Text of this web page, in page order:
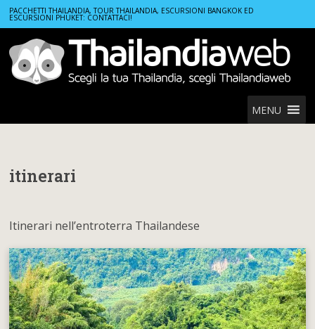
PACCHETTI THAILANDIA, TOUR THAILANDIA, ESCURSIONI BANGKOK ED
ESCURSIONI PHUKET: CONTATTACI!
MENU
Home itinerari
itinerari
Itinerari nell’entroterra Thailandese